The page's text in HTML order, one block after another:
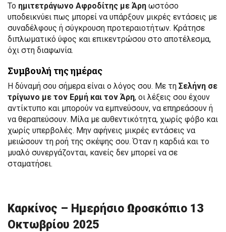
Το ημιτετράγωνο Αφροδίτης με Άρη ωστόσο
υποδεικνύει πως μπορεί να υπάρξουν μικρές εντάσεις με
συναδέλφους ή σύγκρουση προτεραιοτήτων. Κράτησε
διπλωματικό ύφος και επικεντρώσου στο αποτέλεσμα,
όχι στη διαφωνία.
Συμβουλή της ημέρας
Η δύναμή σου σήμερα είναι ο λόγος σου. Με τη Σελήνη σε
τρίγωνο με τον Ερμή και τον Άρη, οι λέξεις σου έχουν
αντίκτυπο και μπορούν να εμπνεύσουν, να επηρεάσουν ή
να θεραπεύσουν. Μίλα με αυθεντικότητα, χωρίς φόβο και
χωρίς υπερβολές. Μην αφήνεις μικρές εντάσεις να
μειώσουν τη ροή της σκέψης σου. Όταν η καρδιά και το
μυαλό συνεργάζονται, κανείς δεν μπορεί να σε
σταματήσει.
Καρκίνος – Ημερήσιο Ωροσκόπιο 13
Οκτωβρίου 2025